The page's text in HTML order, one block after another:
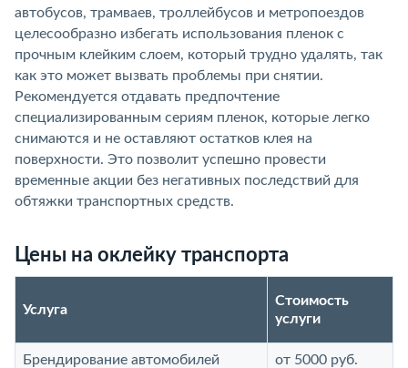
автобусов, трамваев, троллейбусов и метропоездов
целесообразно избегать использования пленок с
прочным клейким слоем, который трудно удалять, так
как это может вызвать проблемы при снятии.
Рекомендуется отдавать предпочтение
специализированным сериям пленок, которые легко
снимаются и не оставляют остатков клея на
поверхности. Это позволит успешно провести
временные акции без негативных последствий для
обтяжки транспортных средств.
Цены на оклейку транспорта
Услуга
Стоимость
услуги
Брендирование автомобилей от 5000 руб.